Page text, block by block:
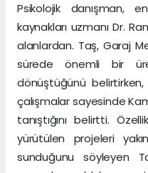
Psikolojik danışman,
kaynakları uzmanı Dr.
alanlardan. Taş, Garaj
sürede önemli bir
dönüştüğünü belirtirken,
çalışmalar sayesinde
tanıştığını belirtti.
yürütülen projeleri
sunduğunu söyleyen